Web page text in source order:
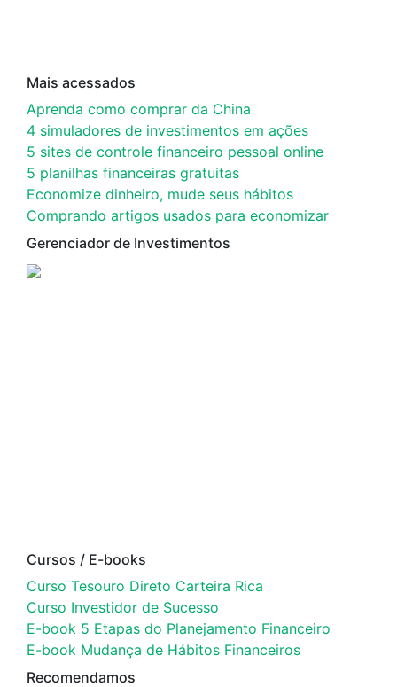
Mais acessados
Aprenda como comprar da China
4 simuladores de investimentos em ações
5 sites de controle financeiro pessoal online
5 planilhas financeiras gratuitas
Economize dinheiro, mude seus hábitos
Comprando artigos usados para economizar
Gerenciador de Investimentos
Cursos / E-books
Curso Tesouro Direto Carteira Rica
Curso Investidor de Sucesso
E-book 5 Etapas do Planejamento Financeiro
E-book Mudança de Hábitos Financeiros
Recomendamos